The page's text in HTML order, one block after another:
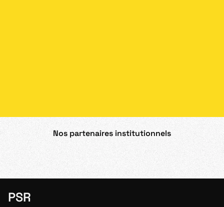
Nos partenaires institutionnels
PSR